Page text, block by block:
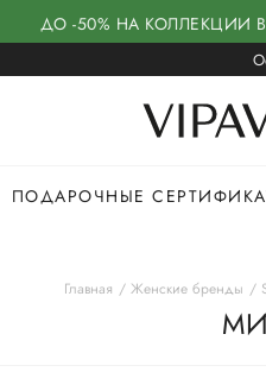
ДО -50% НА КОЛЛЕКЦИИ
ПОДАРОЧНЫЕ
Главная Женские бренды